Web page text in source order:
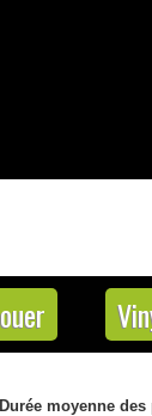
moyenne